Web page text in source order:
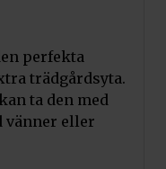
perfekta
trädgårdsyta.
ta den med
vänner eller